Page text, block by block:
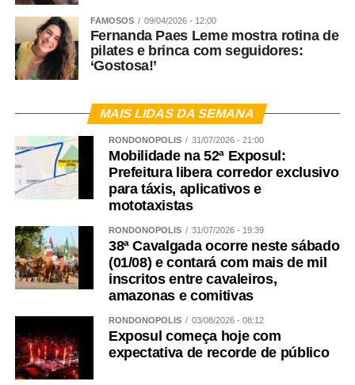
FAMOSOS 09/04/2026 - 12:00
Fernanda Paes Leme mostra rotina de
pilates e brinca com seguidores:
‘Gostosa!’
MAIS LIDAS DA SEMANA
RONDONÓPOLIS 31/07/2026 - 21:00
Mobilidade na 52ª Exposul:
Prefeitura libera corredor exclusivo
para táxis, aplicativos e
mototaxistas
RONDONÓPOLIS 31/07/2026 - 19:39
38ª Cavalgada ocorre neste sábado
(01/08) e contará com mais de mil
inscritos entre cavaleiros,
amazonas e comitivas
RONDONÓPOLIS 03/08/2026 - 08:12
Exposul começa hoje com
expectativa de recorde de público